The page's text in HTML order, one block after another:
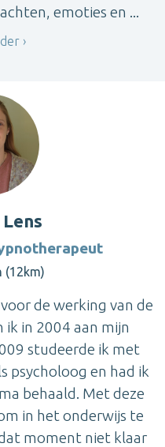
emoties en ...
(12km)
de werking van de
ik in 2004 aan mijn
studeerde ik met
psycholoog en had ik
behaald. Met deze
in het onderwijs te
moment niet klaar